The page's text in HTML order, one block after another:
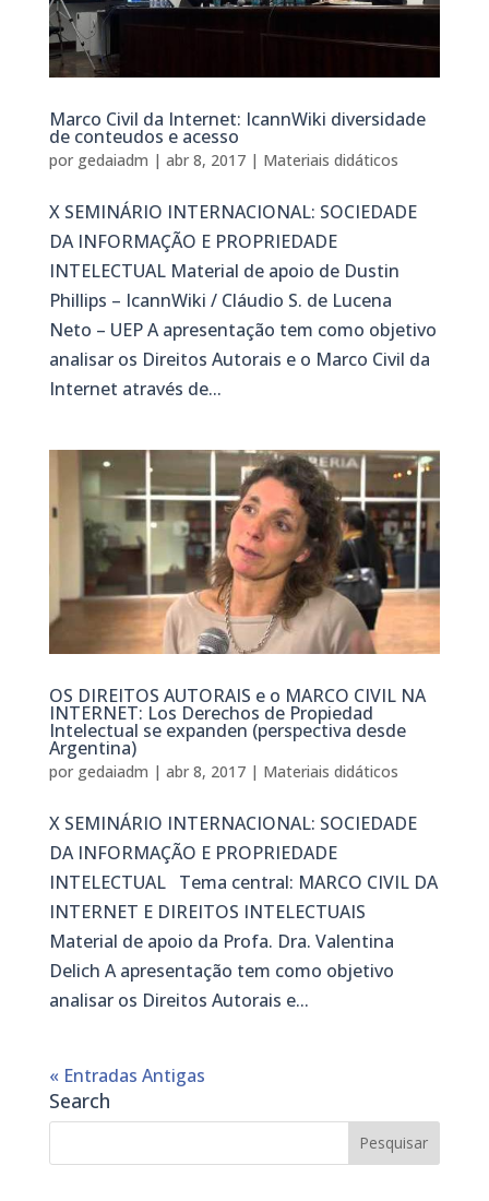
Marco Civil da Internet: IcannWiki diversidade
de conteudos e acesso
por gedaiadm | abr 8, 2017| Materiais didáticos
X SEMINÁRIO INTERNACIONAL: SOCIEDADE
DA INFORMAÇÃO E PROPRIEDADE
INTELECTUAL Material de apoio de Dustin
Phillips – IcannWiki / Cláudio S. de Lucena
Neto – UEP A apresentação tem como objetivo
analisar os Direitos Autorais e o Marco Civil da
Internet através de...
OS DIREITOS AUTORAIS e o MARCO CIVIL NA
INTERNET: Los Derechos de Propiedad
Intelectual se expanden (perspectiva desde
Argentina)
por gedaiadm | abr 8, 2017| Materiais didáticos
X SEMINÁRIO INTERNACIONAL: SOCIEDADE
DA INFORMAÇÃO E PROPRIEDADE
INTELECTUAL Tema central: MARCO CIVIL DA
INTERNET E DIREITOS INTELECTUAIS
Material de apoio da Profa. Dra. Valentina
Delich A apresentação tem como objetivo
analisar os Direitos Autorais e...
« Entradas Antigas
Search